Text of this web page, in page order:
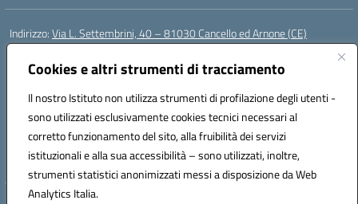
Cookies e altri strumenti di tracciamento
Il nostro Istituto non utilizza strumenti di profilazione degli utenti -
sono utilizzati esclusivamente cookies tecnici necessari al
corretto funzionamento del sito, alla fruibilità dei servizi
istituzionali e alla sua accessibilità – sono utilizzati, inoltre,
strumenti statistici anonimizzati messi a disposizione da Web
Analytics Italia.
Indirizzo:Via L. Settembrini, 40 – 81030 Cancello ed Arnone (CE)
Centralino:
Posta elettronica certificata (PEC):ceic818008@pec.istruzione.it
Codice fiscale: 80009710619
Codice meccanografico:CEIC818008
Codice Indice delle Pubbliche Amministrazioni (IPA): istsc_ceic818008
Codice unico di fatturazione (CUF): UF0QMA